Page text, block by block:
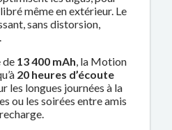
même en extérieur. Le
sans distorsion,
de 13 400 mAh, la Motion
20 heures d’écoute
les longues journées à la
ou les soirées entre amis